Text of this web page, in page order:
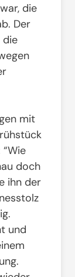
die
Der
die
mit
doch
ihn der
und